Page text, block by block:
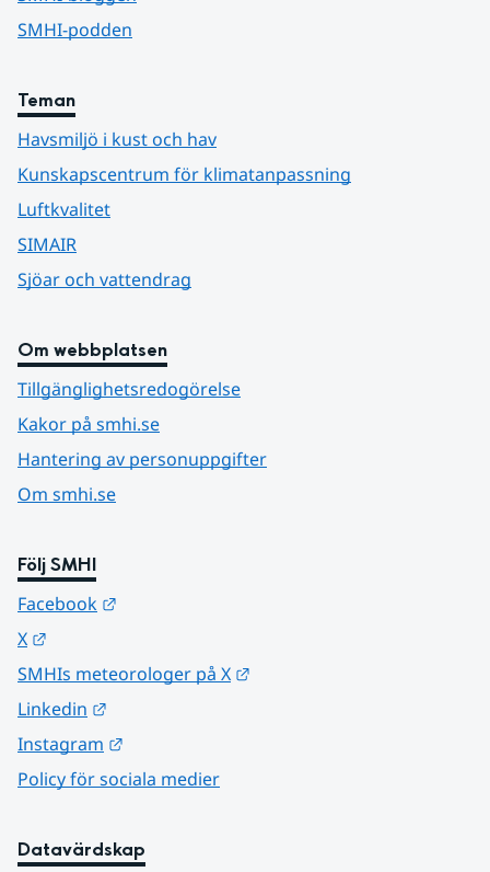
SMHI-podden
Teman
Havsmiljö i kust och hav
Kunskapscentrum för klimatanpassning
Luftkvalitet
SIMAIR
Sjöar och vattendrag
Om webbplatsen
Tillgänglighetsredogörelse
Kakor på smhi.se
Hantering av personuppgifter
Om smhi.se
Följ SMHI
Facebook
X
SMHIs meteorologer på X
Linkedin
Instagram
Policy för sociala medier
Datavärdskap